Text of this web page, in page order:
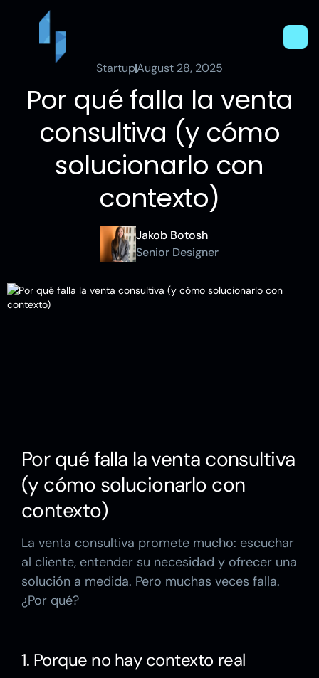
StartupAugust 28, 2025
Por qué falla la venta
consultiva (y cómo
solucionarlo con
contexto)
Jakob Botosh
Senior Designer
Por qué falla la venta consultiva
(y cómo solucionarlo con
contexto)
La venta consultiva promete mucho: escuchar
al cliente, entender su necesidad y ofrecer una
solución a medida. Pero muchas veces falla.
¿Por qué?
1. Porque no hay contexto real